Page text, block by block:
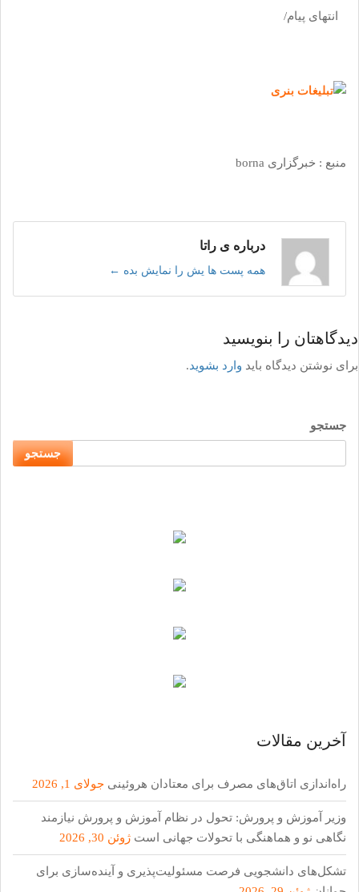
انتهای پیام/
منبع : خبرگزاری borna
درباره ی راتا
همه پست ها یش را نمایش بده ←
دیدگاهتان را بنویسید
برای نوشتن دیدگاه باید وارد بشوید.
جستجو
جستجو
آخرین مقالات
راه‌اندازی اتاق‌های مصرف برای معتادان هروئینی جولای 1, 2026
وزیر آموزش و پرورش: تحول در نظام آموزش و پرورش نیازمند
نگاهی نو و هماهنگی با تحولات جهانی است ژوئن 30, 2026
تشکل‌های دانشجویی فرصت مسئولیت‌پذیری و آینده‌سازی برای